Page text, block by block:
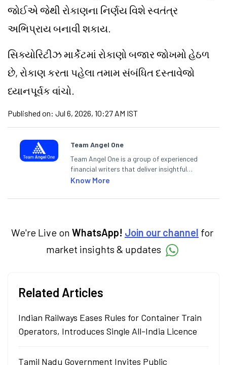
જોઈએ જેથી રોકાણના નિર્ણય વિશે સ્વતંત્ર
અભિપ્રાય બનાવી શકાય.
સિક્યોરિટીઝ માર્કેટમાં રોકાણો બજાર જોખમો હેઠળ
છે, રોકાણ કરતા પહેલા તમામ સંબંધિત દસ્તાવેજો
ધ્યાનપૂર્વક વાંચો.
Published on: Jul 6, 2026, 10:27 AM IST
Team Angel One
Team Angel One is a group of experienced
financial writers that deliver insightful
articles on the stock market, IPO, economy,
categories.
Know More
We're Live on WhatsApp! Join our channel for
market insights & updates
Related Articles
Indian Railways Eases Rules for Container Train
Operators, Introduces Single All-India Licence
Tamil Nadu Government Invites Public